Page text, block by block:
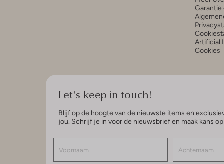
Garantie
Artificial
Cookies
Let's keep in touch!
Blijf op de hoogte van de nieuwste items en
jou. Schrijf je in voor de nieuwsbrief en maak kans